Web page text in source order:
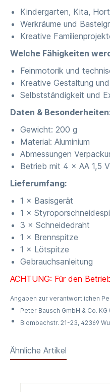
Kindergarten, Kita,
Werkräume und
Kreative
Welche Fähigkeiten
Feinmotorik und
Kreative Gestaltung
Selbstständigkeit und
Daten &
Gewicht: 200 g
Material: Aluminium
Abmessungen
Betrieb mit 4 × AA 1,5
Lieferumfang:
1 × Basisgerät
1 ×
3 × Schneidedraht
1 × Brennspitze
1 × Lötspitze
Gebrauchsanleitung
ACHTUNG: Für den
Angaben zur verantwortlichen
Peter Bausch GmbH & Co.
Blombachstr. 21-23, 42369
Ähnliche Artikel